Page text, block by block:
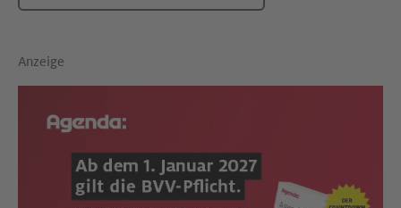
Anzeige